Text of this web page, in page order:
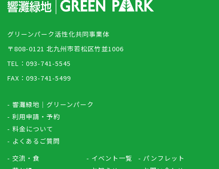
グリーンパーク活性化共同事業体
〒808-0121 北九州市若松区竹並1006
TEL：093-741-5545
FAX：093-741-5499
- 響灘緑地｜グリーンパーク
- 利用申請・予約
- 料金について
- よくあるご質問
- 交流・食
- イベント一覧
- パンフレット